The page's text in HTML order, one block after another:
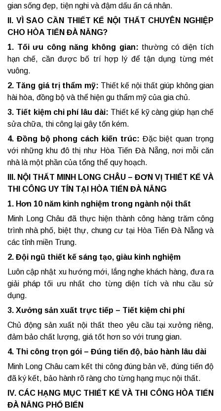
gian sống đẹp, tiện nghi và đậm dấu ấn cá nhân.
II. VÌ SAO CẦN THIẾT KẾ NỘI THẤT CHUYÊN NGHIỆP
CHO HÒA TIẾN ĐÀ NẴNG?
1. Tối ưu công năng không gian: thường có diện tích
hạn chế, cần được bố trí hợp lý để tận dụng từng mét
vuông.
2. Tăng giá trị thẩm mỹ: Thiết kế nội thất giúp không gian
hài hòa, đồng bộ và thể hiện gu thẩm mỹ của gia chủ.
3. Tiết kiệm chi phí lâu dài: Thiết kế kỹ càng giúp hạn chế
sửa chữa, thi công lại gây tốn kém.
4. Đồng bộ phong cách kiến trúc: Đặc biệt quan trọng
với những khu đô thị như Hòa Tiến Đà Nẵng, nơi mỗi căn
nhà là một phần của tổng thể quy hoạch.
III. NỘI THẤT MINH LONG CHÂU – ĐƠN VỊ THIẾT KẾ VÀ
THI CÔNG UY TÍN TẠI HÒA TIẾN ĐÀ NẴNG
1. Hơn 10 năm kinh nghiệm trong ngành nội thất
Minh Long Châu đã thực hiện thành công hàng trăm công
trình nhà phố, biệt thự, chung cư tại Hòa Tiến Đà Nẵng và
các tỉnh miền Trung.
2. Đội ngũ thiết kế sáng tạo, giàu kinh nghiệm
Luôn cập nhật xu hướng mới, lắng nghe khách hàng, đưa ra
giải pháp tối ưu nhất cho từng diện tích và nhu cầu sử
dụng.
3. Xưởng sản xuất trực tiếp – Tiết kiệm chi phí
Chủ động sản xuất nội thất theo yêu cầu tại xưởng riêng,
đảm bảo chất lượng, giá tốt hơn so với trung gian.
4. Thi công trọn gói – Đúng tiến độ, bảo hành lâu dài
Minh Long Châu cam kết thi công đúng bản vẽ, đúng tiến độ
đã ký kết, bảo hành rõ ràng cho từng hạng mục nội thất.
IV. CÁC HẠNG MỤC THIẾT KẾ VÀ THI CÔNG HÒA TIẾN
ĐÀ NẴNG PHỔ BIẾN